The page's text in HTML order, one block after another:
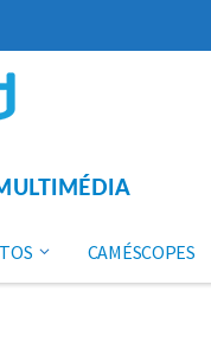
CAMÉSCOPES